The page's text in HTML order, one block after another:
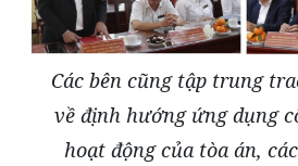
Các bên cũng tập trung
về định hướng ứng dụng
hoạt động của tòa án,